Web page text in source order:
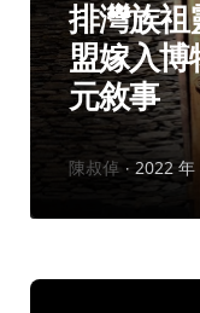
排灣族祖
盟嫁入博
元敘事
作
陳叔倬 2022 年